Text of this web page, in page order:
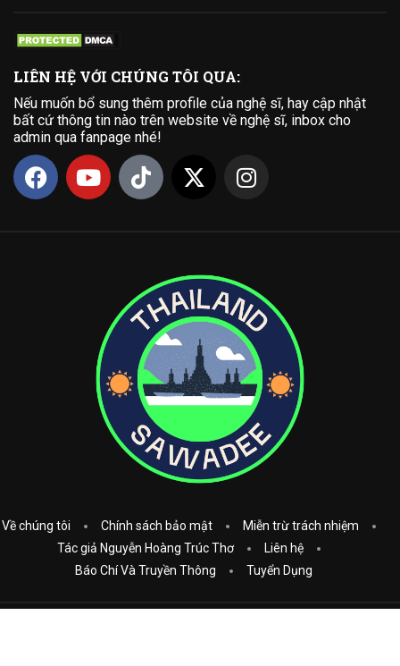
LIÊN HỆ VỚI CHÚNG TÔI QUA:
Nếu muốn bổ sung thêm profile của nghệ sĩ, hay cập nhật
bất cứ thông tin nào trên website về nghệ sĩ, inbox cho
admin qua fanpage nhé!
Về chúng tôi Chính sách bảo mật
Miễn trừ trách nhiệm
Tác giả Nguyễn Hoàng Trúc Thơ
Liên hệ
Báo Chí Và Truyền Thông
Tuyển Dụng